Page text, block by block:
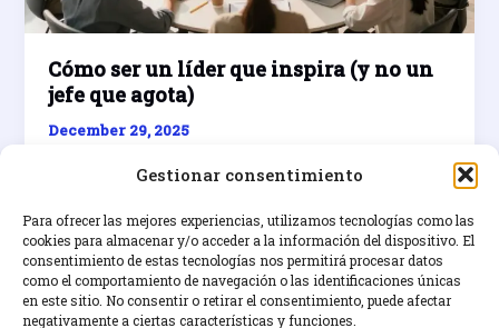
Gestionar consentimiento
Para ofrecer las mejores experiencias, utilizamos tecnologías como las
cookies para almacenar y/o acceder a la información del dispositivo. El
consentimiento de estas tecnologías nos permitirá procesar datos
como el comportamiento de navegación o las identificaciones únicas
en este sitio. No consentir o retirar el consentimiento, puede afectar
negativamente a ciertas características y funciones.
Cómo ser un líder que inspira (y no un
jefe que agota)
December 29, 2025
Aprende a ser un líder inspirador y no un jefe
liderazgo.
Cómo
ser
un
Read Post »